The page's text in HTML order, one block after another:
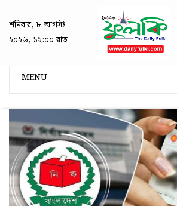
শনিবার, ৮ আগস্ট
২০২৬, ১২:০০ রাত
MENU